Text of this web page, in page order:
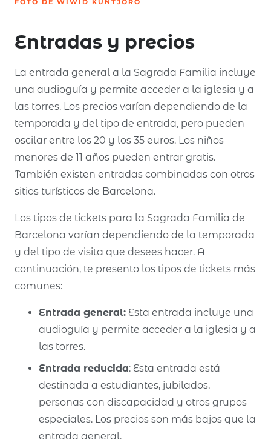
FOTO DE WIWID KUNTJORO
Entradas y precios
La entrada general a la Sagrada Familia incluye
una audioguía y permite acceder a la iglesia y a
las torres. Los precios varían dependiendo de la
temporada y del tipo de entrada, pero pueden
oscilar entre los 20 y los 35 euros. Los niños
menores de 11 años pueden entrar gratis.
También existen entradas combinadas con otros
sitios turísticos de Barcelona.
Los tipos de tickets para la Sagrada Familia de
Barcelona varían dependiendo de la temporada
y del tipo de visita que desees hacer. A
continuación, te presento los tipos de tickets más
comunes:
Entrada general: Esta entrada incluye una
audioguía y permite acceder a la iglesia y a
las torres.
Entrada reducida: Esta entrada está
destinada a estudiantes, jubilados,
personas con discapacidad y otros grupos
especiales. Los precios son más bajos que la
entrada general.